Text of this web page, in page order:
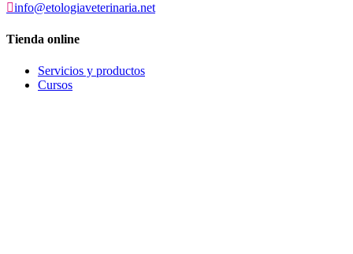
info@etologiaveterinaria.net
Tienda online
Servicios y productos
Cursos